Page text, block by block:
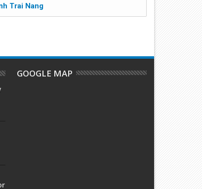
Trai Nang
GOOGLE MAP